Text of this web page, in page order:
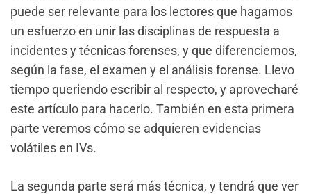
puede ser relevante para los lectores que hagamos
un esfuerzo en unir las disciplinas de respuesta a
incidentes y técnicas forenses, y que diferenciemos,
según la fase, el examen y el análisis forense. Llevo
tiempo queriendo escribir al respecto, y aprovecharé
este artículo para hacerlo. También en esta primera
parte veremos cómo se adquieren evidencias
volátiles en IVs.
La segunda parte será más técnica, y tendrá que ver